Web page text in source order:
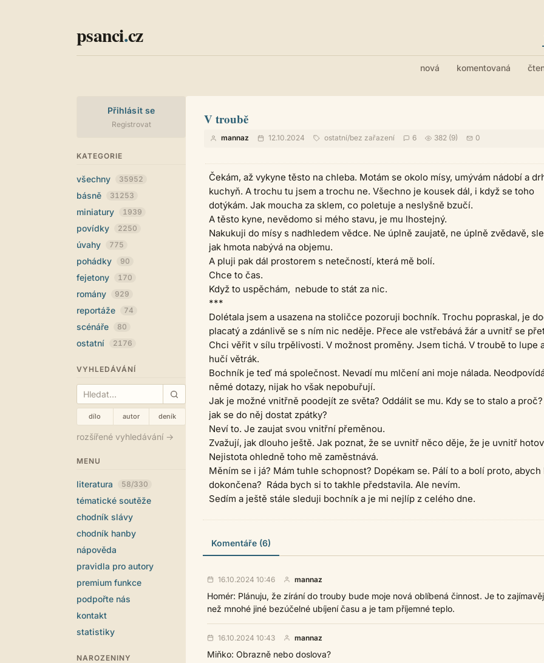
psanci.cz
nová komentovaná
Přihlásit se
Registrovat
KATEGORIE
všechny 35952
básně 31253
miniatury 1939
povídky 2250
úvahy 775
pohádky 90
fejetony 170
romány 929
reportáže 74
scénáře 80
ostatní 2176
VYHLEDÁVÁNÍ
dílo autor deník
rozšířené vyhledávání →
MENU
literatura 58/330
tématické soutěže
chodník slávy
chodník hanby
nápověda
pravidla pro autory
premium funkce
podpořte nás
kontakt
statistiky
NAROZENINY
V troubě
mannaz 12.10.2024 ostatní/bez zařazení 6 382 (9) 0
Čekám, až vykyne těsto na chleba. Motám se okolo mísy, umývám nádobí a
kuchyň. A trochu tu jsem a trochu ne. Všechno je kousek dál, i když se toho
dotýkám. Jak moucha za sklem, co poletuje a neslyšně bzučí.
A těsto kyne, nevědomo si mého stavu, je mu lhostejný.
Nakukuji do mísy s nadhledem vědce. Ne úplně zaujatě, ne úplně zvědavě,
jak hmota nabývá na objemu.
A pluji pak dál prostorem s netečností, která mě bolí.
Chce to čas.
Když to uspěchám, nebude to stát za nic.
***
Dolétala jsem a usazena na stoličce pozoruji bochník. Trochu popraskal, je
placatý a zdánlivě se s ním nic neděje. Přece ale vstřebává žár a uvnitř se
Chci věřit v sílu trpělivosti. V možnost proměny. Jsem tichá. V troubě to lupe
hučí větrák.
Bochník je teď má společnost. Nevadí mu mlčení ani moje nálada.
němé dotazy, nijak ho však nepobuřují.
Jak je možné vnitřně poodejít ze světa? Oddálit se mu. Kdy se to stalo a
jak se do něj dostat zpátky?
Neví to. Je zaujat svou vnitřní přeměnou.
Zvažují, jak dlouho ještě. Jak poznat, že se uvnitř něco děje, že je uvnitř
Nejistota ohledně toho mě zaměstnává.
Měním se i já? Mám tuhle schopnost? Dopékam se. Pálí to a bolí proto, abych
dokončena? Ráda bych si to takhle představila. Ale nevím.
Sedím a ještě stále sleduji bochník a je mi nejlíp z celého dne.
Komentáře (6)
16.10.2024 10:46 mannaz
Homér: Plánuju, že zírání do trouby bude moje nová oblíbená činnost. Je to
než mnohé jiné bezúčelné ubíjení času a je tam příjemné teplo.
16.10.2024 10:43 mannaz
Miňko: Obrazně nebo doslova?